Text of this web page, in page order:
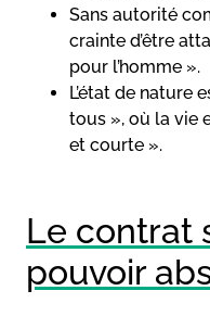
Sans autorité
crainte d’être
pour l’homme ».
L’état de nature
tous », où la vie
et courte ».
Le contrat
pouvoir